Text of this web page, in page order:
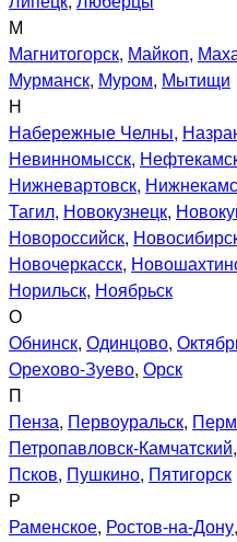
М
Магнитогорск, Майкоп,
Мурманск, Муром, Мытищи
Н
Набережные Челны,
Невинномысск,
Нижневартовск,
Тагил, Новокузнецк,
Новороссийск,
Новочеркасск,
Норильск, Ноябрьск
О
Обнинск, Одинцово,
Орехово-Зуево, Орск
П
Пенза, Первоуральск,
Петропавловск-Камчатский,
Псков, Пушкино, Пятигорск
Р
Раменское, Ростов-на-Дону,